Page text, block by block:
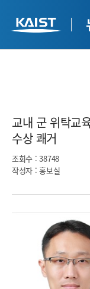
교내 군 위탁교
수상 쾌거​
조회수 : 38748
작성자 : 홍보실